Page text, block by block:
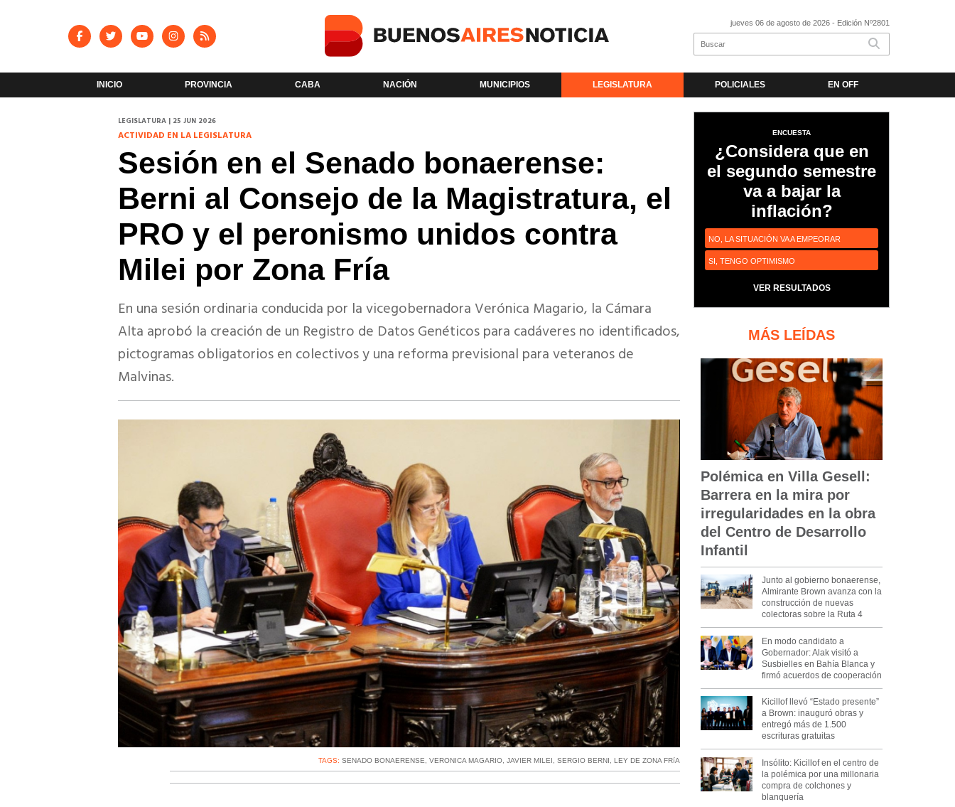
jueves 06 de agosto de 2026 - Edición Nº2801
INICIO PROVINCIA CABA NACIÓN MUNICIPIOS LEGISLATURA POLICIALES EN OFF
LEGISLATURA | 25 JUN 2026
ACTIVIDAD EN LA LEGISLATURA
Sesión en el Senado bonaerense:
Berni al Consejo de la Magistratura, el
PRO y el peronismo unidos contra
Milei por Zona Fría
En una sesión ordinaria conducida por la vicegobernadora Verónica Magario, la Cámara
Alta aprobó la creación de un Registro de Datos Genéticos para cadáveres no identificados,
pictogramas obligatorios en colectivos y una reforma previsional para veteranos de
Malvinas.
TAGS:SENADO BONAERENSE ,VERONICA MAGARIO ,JAVIER MILEI ,SERGIO BERNI ,LEY DE ZONA FRíA
ENCUESTA
¿Considera que en
el segundo semestre
va a bajar la
inflación?
NO, LA SITUACIÓN VA A EMPEORAR
SI, TENGO OPTIMISMO
VER RESULTADOS
MÁS LEÍDAS
Polémica en Villa Gesell:
Barrera en la mira por
irregularidades en la obra
del Centro de Desarrollo
Infantil
Junto al gobierno bonaerense,
Almirante Brown avanza con la
construcción de nuevas
colectoras sobre la Ruta 4
En modo candidato a
Gobernador: Alak visitó a
Susbielles en Bahía Blanca y
firmó acuerdos de cooperación
Kicillof llevó “Estado presente”
a Brown: inauguró obras y
entregó más de 1.500
escrituras gratuitas
Insólito: Kicillof en el centro de
la polémica por una millonaria
compra de colchones y
blanquería